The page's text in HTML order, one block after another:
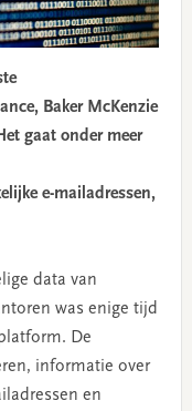
Baker McKenzie
gaat onder meer
e-mailadressen,
data van
was enige tijd
De
informatie over
en